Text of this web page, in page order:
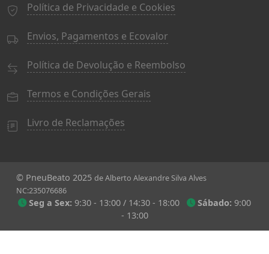
Política de Privacidade e Cookies
Envios, Pagamentos e Ecovalor
Política de Devolução e Reembolso
Termos e Condições Gerais
Livro de Reclamações
© PneuBeato 2025 de Alberto Alexandre Silva Alves
NC:235076686
Seg a Sex: 9:30 - 13:00 / 14:30 - 18:00 Sábado: 9:00
- 13:00